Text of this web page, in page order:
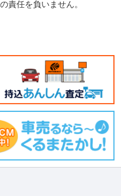
責任を負いません。